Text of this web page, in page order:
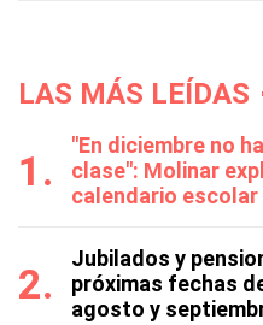
LAS MÁS LEÍDAS
"En diciembre no
clase": Molinar
calendario escolar
Jubilados y
próximas fechas
agosto y